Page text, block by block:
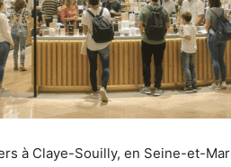
à Claye-Souilly, en Seine-et-